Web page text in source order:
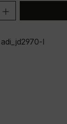
Gib
adi_jd2970-l